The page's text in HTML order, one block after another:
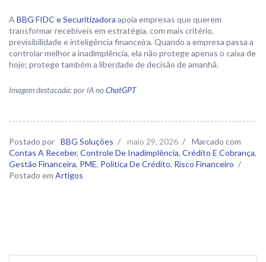
A BBG FIDC e Securitizadora apoia empresas que querem
transformar recebíveis em estratégia, com mais critério,
previsibilidade e inteligência financeira. Quando a empresa passa a
controlar melhor a inadimplência, ela não protege apenas o caixa de
hoje; protege também a liberdade de decisão de amanhã.
Imagem destacada: por IA noChatGPT
Postado por BBG Soluções / maio 29, 2026 /
Marcado com
Contas A Receber, Controle De Inadimplência, Crédito E Cobrança,
Gestão Financeira, PME, Política De Crédito, Risco Financeiro /
Postado em Artigos